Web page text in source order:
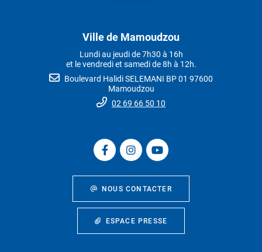
Ville de Mamoudzou
Lundi au jeudi de 7h30 à 16h
et le vendredi et samedi de 8h à 12h.
Boulevard Halidi SELEMANI BP 01 97600
Mamoudzou
02 69 66 50 10
NOUS CONTACTER
ESPACE PRESSE